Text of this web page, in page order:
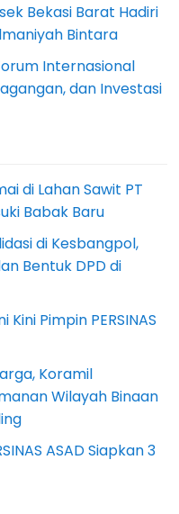
Bekasi Barat Hadiri
Bintara
Internasional
dan Investasi
di Lahan Sawit PT
Babak Baru
di Kesbangpol,
Bentuk DPD di
Pimpin PERSINAS
Koramil
Wilayah Binaan
ASAD Siapkan 3